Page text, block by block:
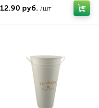
12.90 руб. /шт